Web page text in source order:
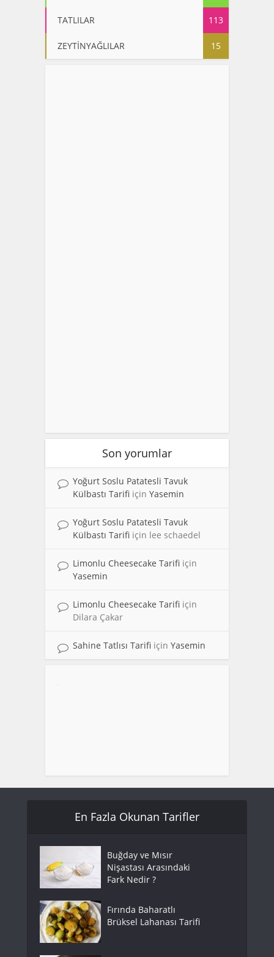
TATLILAR 113
ZEYTİNYAĞLILAR 15
Son yorumlar
Yoğurt Soslu Patatesli Tavuk
Külbastı Tarifi için Yasemin
Yoğurt Soslu Patatesli Tavuk
Külbastı Tarifi için lee schaedel
Limonlu Cheesecake Tarifi için
Yasemin
Limonlu Cheesecake Tarifi için
Dilara Çakar
Sahine Tatlısı Tarifi için Yasemin
En Fazla Okunan Tarifler
Buğday ve Mısır
Nişastası Arasındaki
Fark Nedir ?
Fırında Baharatlı
Brüksel Lahanası Tarifi